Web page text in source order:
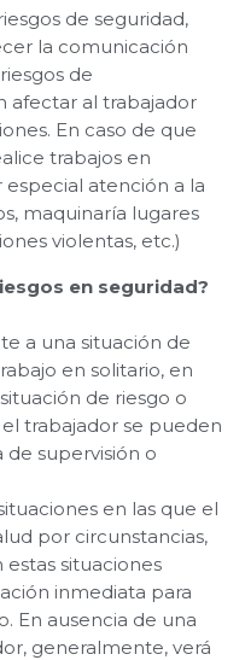
de seguridad,
la comunicación
de
afectar al trabajador
En caso de que
trabajos en
atención a la
maquinaría lugares
violentas, etc.)
en seguridad?
a una situación de
en solitario, en
de riesgo o
trabajador se pueden
de supervisión o
en las que el
por circunstancias,
estas situaciones
inmediata para
En ausencia de una
generalmente, verá